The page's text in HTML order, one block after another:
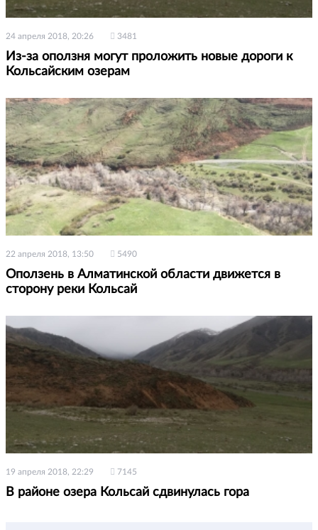
24 апреля 2018, 20:26 3481
Из-за оползня могут проложить новые дороги к
Кольсайским озерам
22 апреля 2018, 13:50 5490
Оползень в Алматинской области движется в
сторону реки Кольсай
19 апреля 2018, 22:29 7145
В районе озера Кольсай сдвинулась гора